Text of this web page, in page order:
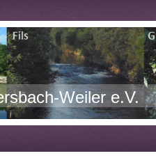
Weiler e.V.